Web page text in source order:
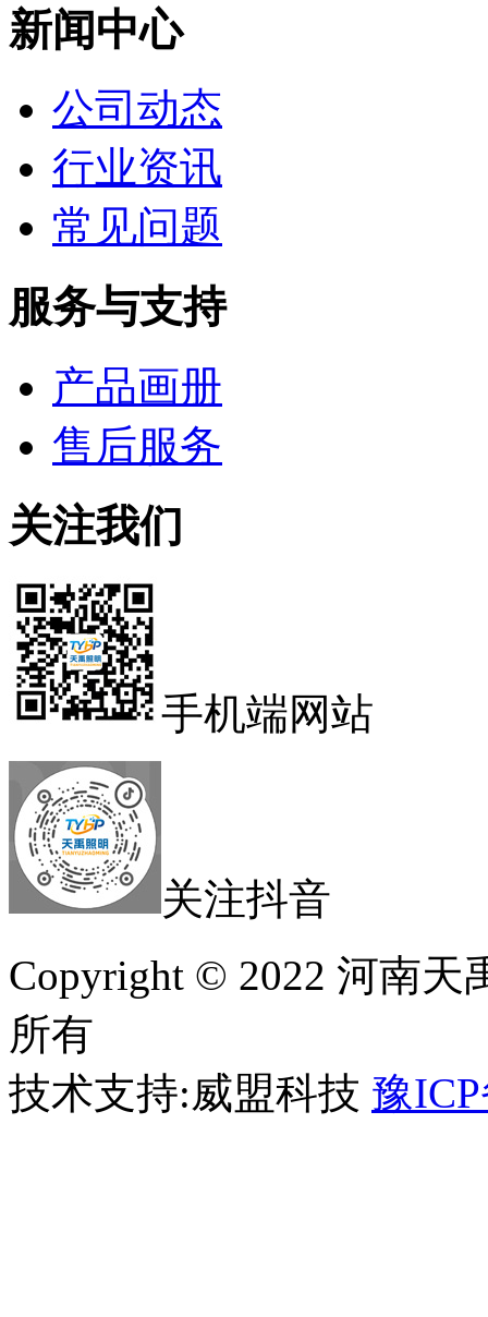
新闻中心
公司动态
行业资讯
常见问题
服务与支持
产品画册
售后服务
关注我们
手机端网站
关注抖音
Copyright © 2022 河南
所有
技术支持:威盟科技 豫